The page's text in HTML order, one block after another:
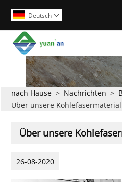
Deutsch 
nach Hause > Nachrichten >
Über unsere
Über unsere
26-08-2020